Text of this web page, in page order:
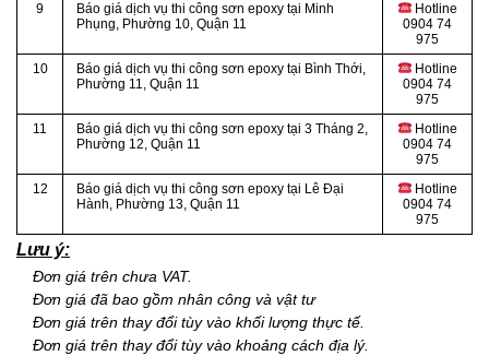
9
Báo giá dịch vụ thi công sơn epoxy tại Minh
Phụng, Phường 10, Quận 11
Hotline
0904 74
975
10
Báo giá dịch vụ thi công sơn epoxy tại Bình Thới,
Phường 11, Quận 11
Hotline
0904 74
975
11
Báo giá dịch vụ thi công sơn epoxy tại 3 Tháng 2,
Phường 12, Quận 11
Hotline
0904 74
975
12
Báo giá dịch vụ thi công sơn epoxy tại Lê Đại
Hành, Phường 13, Quận 11
Hotline
0904 74
975
Lưu ý:
Đơn giá trên chưa VAT.
Đơn giá đã bao gồm nhân công và vật tư
Đơn giá trên thay đổi tùy vào khối lượng thực tế.
Đơn giá trên thay đổi tùy vào khoảng cách địa lý.